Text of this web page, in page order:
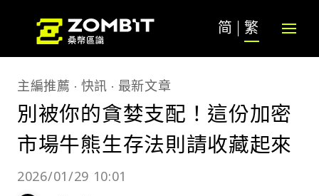
简 繁
主編推薦 快訊 最新文章
別被你的貪婪支配！這份加密
市場牛熊生存法則請收藏起來
2026/01/29 10:01